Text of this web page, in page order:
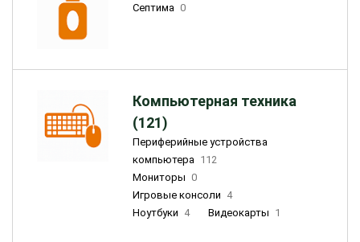
Септима 0
Компьютерная техника
(121)
Периферийные устройства
компьютера 112
Мониторы 0
Игровые консоли 4
Ноутбуки 4 Видеокарты 1